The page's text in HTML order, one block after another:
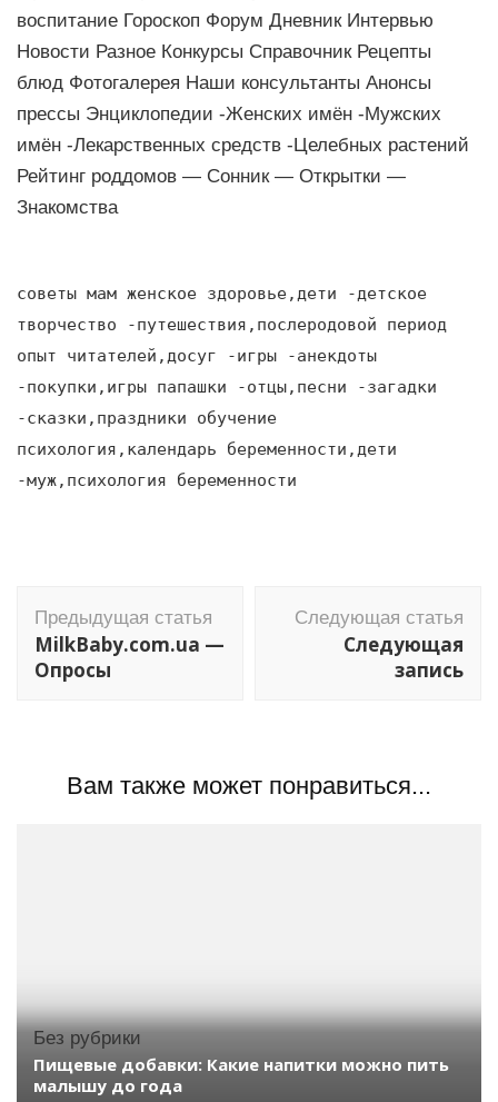
воспитание Гороскоп Форум Дневник Интервью
Новости Разное Конкурсы Справочник Рецепты
блюд Фотогалерея Наши консультанты Анонсы
прессы Энциклопедии -Женских имён -Мужских
имён -Лекарственных средств -Целебных растений
Рейтинг роддомов — Сонник — Открытки —
Знакомства
советы мам женское здоровье,дети -детское
творчество -путешествия,послеродовой период
опыт читателей,досуг -игры -анекдоты
-покупки,игры папашки -отцы,песни -загадки
-сказки,праздники обучение
психология,календарь беременности,дети
-муж,психология беременности
по
записям
Предыдущая статья
MilkBaby.com.ua —
Опросы
Следующая статья
Следующая
запись
Вам также может понравиться...
Без рубрики
Пищевые добавки: Какие напитки можно пить
малышу до года